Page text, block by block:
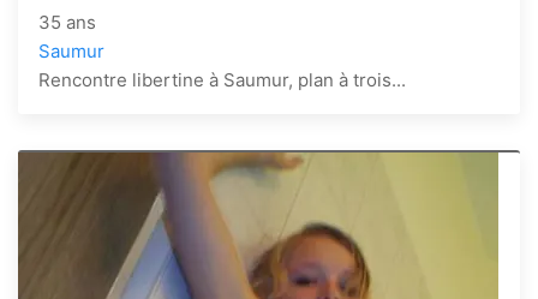
35 ans
Saumur
Rencontre libertine à Saumur, plan à trois...